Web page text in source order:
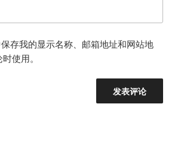
存我的显示名称、邮箱地址和网站地
使用。